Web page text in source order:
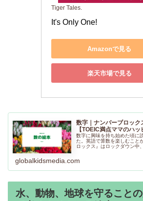
Tiger Tales.
It's Only One!
Amazonで見る
楽天市場で見る
数字｜ナンバーブロッ
【TOEIC満点ママのハッ
数字に興味を持ち始めた頃に
た。英語で算数を楽しむこと
ロックス』はロックダウン中
globalkidsmedia.com
水、動物、地球を守ること